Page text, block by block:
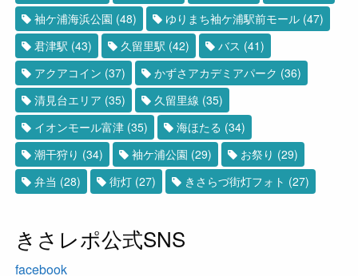
袖ケ浦海浜公園 (48) ゆりまち袖ケ浦駅前モール (47)
君津駅 (43) 久留里駅 (42) バス (41)
アクアコイン (37) かずさアカデミアパーク (36)
清見台エリア (35) 久留里線 (35)
イオンモール富津 (35) 海ほたる (34)
潮干狩り (34) 袖ケ浦公園 (29) お祭り (29)
弁当 (28) 街灯 (27) きさらづ街灯フォト (27)
きさレポ公式SNS
facebook